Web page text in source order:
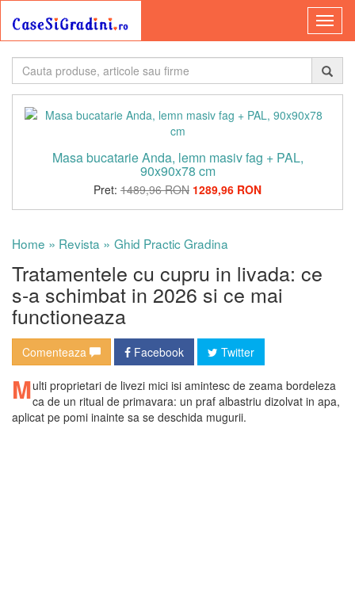
Masa bucatarie Anda, lemn masiv fag + PAL,
90x90x78 cm
Pret: 1489,96 RON 1289,96 RON
Home » Revista » Ghid Practic Gradina
Tratamentele cu cupru in livada: ce
s-a schimbat in 2026 si ce mai
functioneaza
Comenteaza Facebook Twitter
Multi proprietari de livezi mici isi amintesc de zeama bordeleza
ca de un ritual de primavara: un praf albastriu dizolvat in apa,
aplicat pe pomi inainte sa se deschida mugurii.